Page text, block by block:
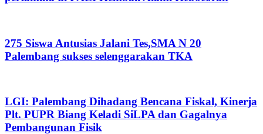
275 Siswa Antusias Jalani Tes,SMA N 20
Palembang sukses selenggarakan TKA
LGI: Palembang Dihadang Bencana Fiskal, Kinerja
Plt. PUPR Biang Keladi SiLPA dan Gagalnya
Pembangunan Fisik